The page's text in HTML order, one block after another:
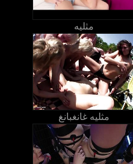
مثليه
مثليه غانغبانغ